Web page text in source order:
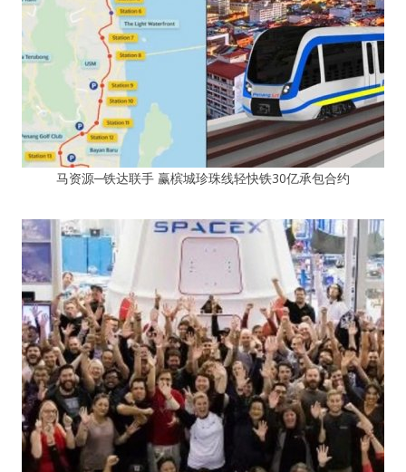
马资源─铁达联手 赢槟城珍珠线轻快铁30亿承包合约